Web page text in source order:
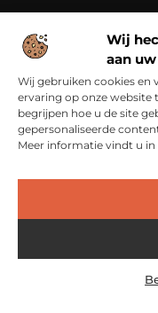
Wij
aan
Wij gebruiken cookies en
ervaring op onze website
begrijpen hoe u de site
gepersonaliseerde
Meer informatie vindt u in
Over Cn-flex
Cn-flex.nl – Altijd in
Ontdek inspirerende
in al zijn facetten
Bericht categorie
@2025